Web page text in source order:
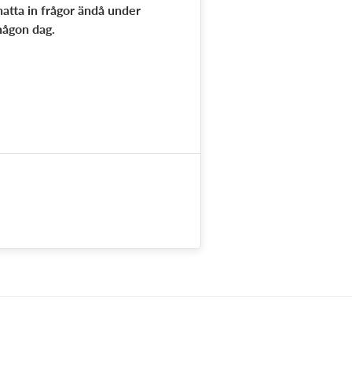
in frågor ändå under
dag.